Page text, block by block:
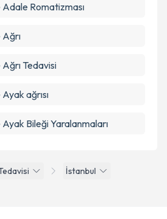
İstanbul
Romatizması
Tedavisi
ağrısı
Bileği Yaralanmaları